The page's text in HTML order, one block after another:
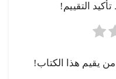
التقييم!
يقيم هذا الكتاب!